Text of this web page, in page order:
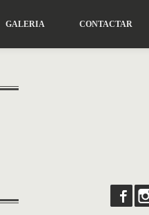
GALERIA CONTACTAR